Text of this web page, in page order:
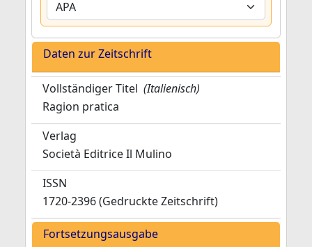
Daten zur Zeitschrift
Vollständiger Titel (Italienisch)
Ragion pratica
Verlag
Società Editrice Il Mulino
ISSN
1720-2396 (Gedruckte Zeitschrift)
Fortsetzungsausgabe